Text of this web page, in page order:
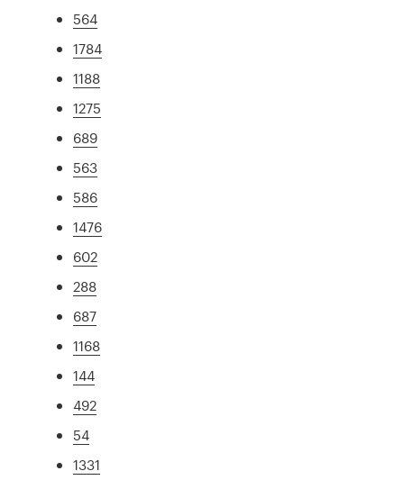
564
1784
1188
1275
689
563
586
1476
602
288
687
1168
144
492
54
1331